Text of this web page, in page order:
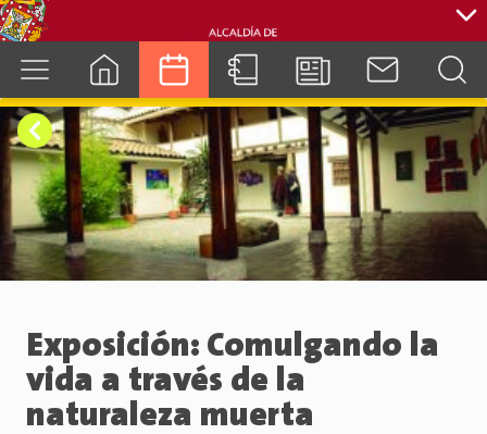
cuenca.gob.ec
Exposición: Comulgando la
vida a través de la
naturaleza muerta